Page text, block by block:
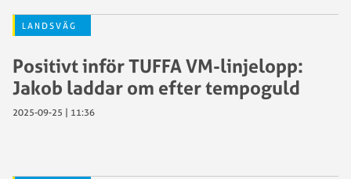
LANDSVÄG
Positivt inför TUFFA VM-linjelopp:
Jakob laddar om efter tempoguld
2025-09-25 | 11:36